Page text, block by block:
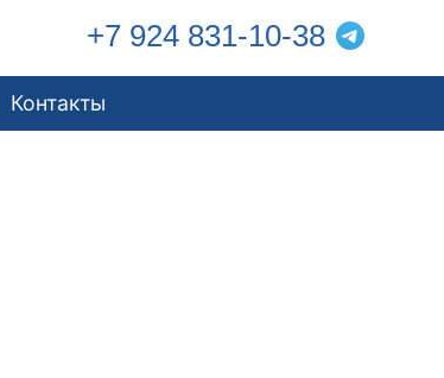
+7 924 831-10-38
Контакты